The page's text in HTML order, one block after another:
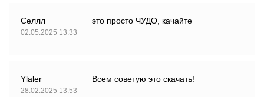
Селлл
02.05.2025 13:33
это просто ЧУДО, качайте
Ylaler
28.02.2025 13:53
Всем советую это скачать!